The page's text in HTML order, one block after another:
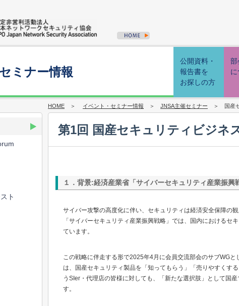
ミナー情報
公開資料・
報告書を
お探しの方
部
に
HOME ＞ イベント・セミナー情報 ＞ JNSA主催セミナー ＞ 国産セ
第1回 国産セキュリティビジネ
１．背景:経済産業省「サイバーセキュリティ産業振興
サイバー攻撃の高度化に伴い、セキュリティは経済安全保障の
「サイバーセキュリティ産業振興戦略」では、国内における
ています。
この戦略に伴走する形で2025年4月に会員交流部会のサブWG
は、国産セキュリティ製品を「知ってもらう」「売りやすくす
うSIer・代理店の皆様に対しても、「新たな選択肢」として国
す。
ト